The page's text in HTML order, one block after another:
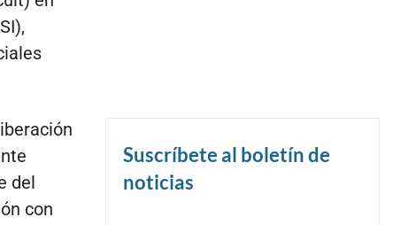
del
con
Suscríbete al boletín de
noticias